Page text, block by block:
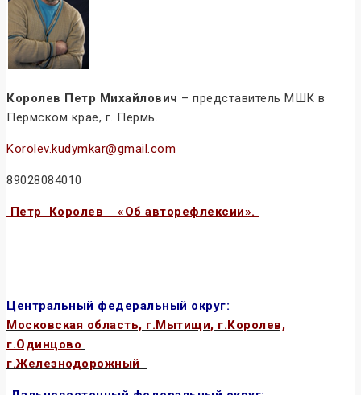
Королев Петр Михайлович – представитель МШК в
Пермском крае, г. Пермь.
Korolev.kudymkar@gmail.com
89028084010
Петр Королев «Об авторефлексии».
Центральный федеральный округ:
Московская область, г.Мытищи, г.Королев,
г.Одинцово
г.Железнодорожный